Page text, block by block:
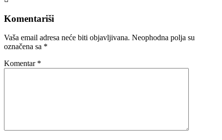
Komentariši
Vaša email adresa neće biti objavljivana. Neophodna polja su
označena sa *
Komentar *